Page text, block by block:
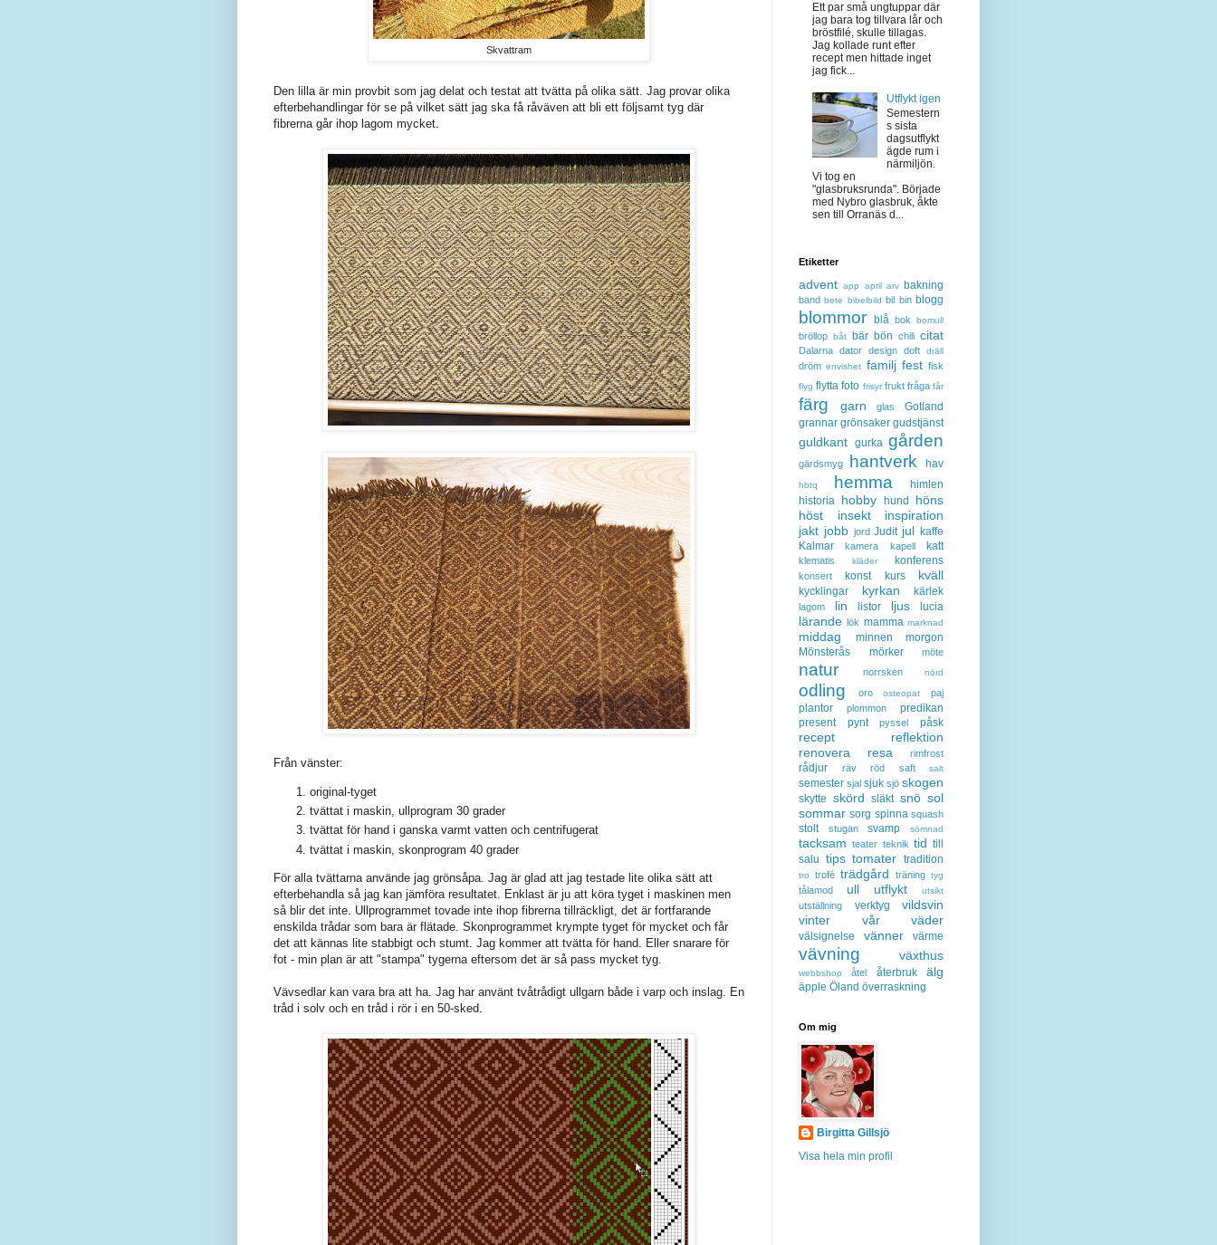
Skvattram
Den lilla är min provbit som jag delat och testat att tvätta på olika sätt. Jag provar olika
efterbehandlingar för se på vilket sätt jag ska få råväven att bli ett följsamt tyg där
fibrerna går ihop lagom mycket.
Från vänster:
original-tyget
tvättat i maskin, ullprogram 30 grader
tvättat för hand i ganska varmt vatten och centrifugerat
tvättat i maskin, skonprogram 40 grader
För alla tvättarna använde jag grönsåpa. Jag är glad att jag testade lite olika sätt att
efterbehandla så jag kan jämföra resultatet. Enklast är ju att köra tyget i maskinen men
så blir det inte. Ullprogrammet tovade inte ihop fibrerna tillräckligt, det är fortfarande
enskilda trådar som bara är flätade. Skonprogrammet krympte tyget för mycket och får
det att kännas lite stabbigt och stumt. Jag kommer att tvätta för hand. Eller snarare för
fot - min plan är att "stampa" tygerna eftersom det är så pass mycket tyg.
Vävsedlar kan vara bra att ha. Jag har använt tvåtrådigt ullgarn både i varp och inslag. En
tråd i solv och en tråd i rör i en 50-sked.
Ett par små ungtuppar där
jag bara tog tillvara lår och
bröstfilé, skulle tillagas.
Jag kollade runt efter
recept men hittade inget
jag fick...
Utflykt igen
Semestern
s sista
dagsutflykt
ägde rum i
närmiljön.
Vi tog en
"glasbruksrunda". Började
med Nybro glasbruk, åkte
sen till Orranäs d...
Etiketter
advent app april arv bakning
band bete bibelbild bil bin blogg
blommor blå bok bomull
bröllop båt bär bön chili citat
Dalarna dator design doft dräll
dröm envishet familj fest fisk
flyg flytta foto frisyr frukt fråga får
färg garn glas
Gotland
grannar grönsaker gudstjänst
guldkant gurka gården
gärdsmyg hantverk hav
hbtq hemma
himlen
historia hobby hund
höns
höst
insekt
inspiration
jakt jobb jord Judit jul kaffe
Kalmar
kamera kapell katt
klematis kläder konferens
konsert konst kurs kväll
kycklingar kyrkan kärlek
lagom lin listor ljus lucia
lärande lök mamma marknad
middag minnen
morgon
Mönsterås
mörker möte
natur norrsken nörd
odling oro osteopat paj
plantor plommon
predikan
present
pynt pyssel påsk
recept
reflektion
renovera
resa rimfrost
rådjur räv röd saft salt
semester sjal sjuk sjö skogen
skytte skörd släkt snö sol
sommar sorg spinna squash
stolt stugan svamp sömnad
tacksam teater teknik tid till
salu tips tomater tradition
tro trofé trädgård träning tyg
tålamod ull utflykt utsikt
utställning verktyg
vildsvin
vinter
vår väder
välsignelse vänner värme
vävning växthus
webbshop åtel återbruk älg
äpple Öland överraskning
Om mig
Birgitta Gillsjö
Visa hela min profil